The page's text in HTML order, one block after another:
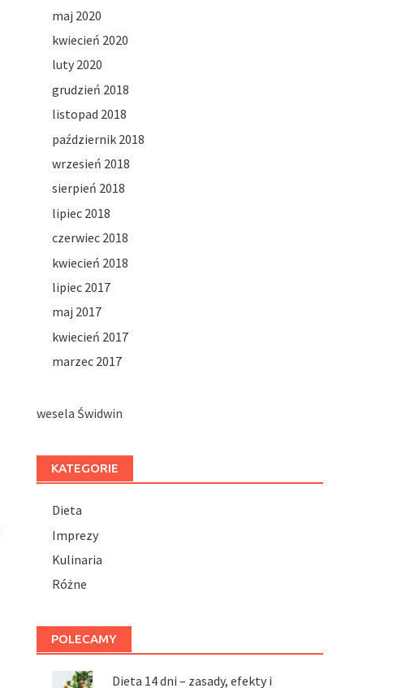
maj 2020
kwiecień 2020
luty 2020
grudzień 2018
listopad 2018
październik 2018
wrzesień 2018
sierpień 2018
lipiec 2018
czerwiec 2018
kwiecień 2018
lipiec 2017
maj 2017
kwiecień 2017
marzec 2017
wesela Świdwin
KATEGORIE
Dieta
Imprezy
Kulinaria
Różne
POLECAMY
Dieta 14 dni – zasady, efekty i